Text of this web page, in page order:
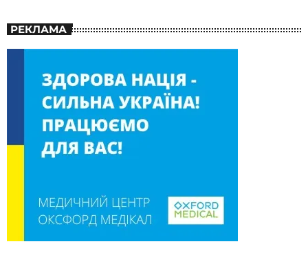
РЕКЛАМА